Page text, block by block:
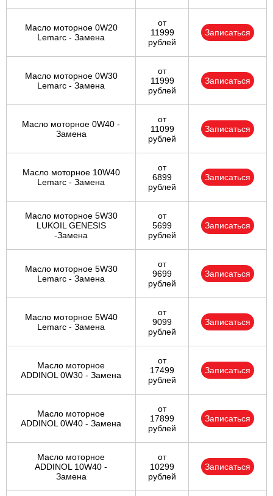
Масло моторное 0W20
Lemarc - Замена
от
11999
рублей
Записаться
Масло моторное 0W30
Lemarc - Замена
от
11999
рублей
Записаться
Масло моторное 0W40 -
Замена
от
11099
рублей
Записаться
Масло моторное 10W40
Lemarc - Замена
от
6899
рублей
Записаться
Масло моторное 5W30
LUKOIL GENESIS
-Замена
от
5699
рублей
Записаться
Масло моторное 5W30
Lemarc - Замена
от
9699
рублей
Записаться
Масло моторное 5W40
Lemarc - Замена
от
9099
рублей
Записаться
Масло моторное
ADDINOL 0W30 - Замена
от
17499
рублей
Записаться
Масло моторное
ADDINOL 0W40 - Замена
от
17899
рублей
Записаться
Масло моторное
ADDINOL 10W40 -
Замена
от
10299
рублей
Записаться